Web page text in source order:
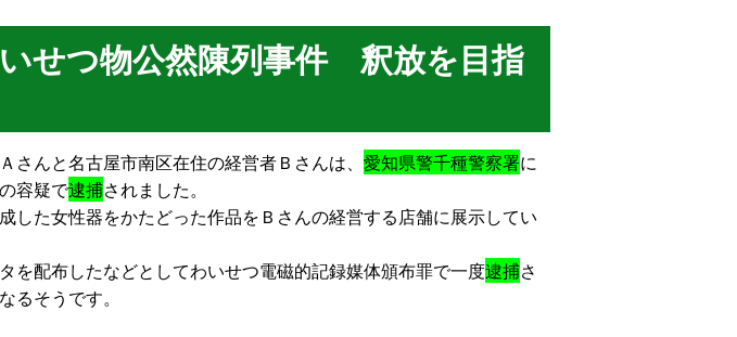
せつ物公然陳列事件 釈放を目指
さんと名古屋市南区在住の経営者Ｂさんは、 愛知県警千種警察署に
の容疑で逮捕されました。
した女性器をかたどった作品をＢさんの経営する店舗に展示してい
を配布したなどとしてわいせつ電磁的記録媒体頒布罪で一度逮捕さ
るそうです。